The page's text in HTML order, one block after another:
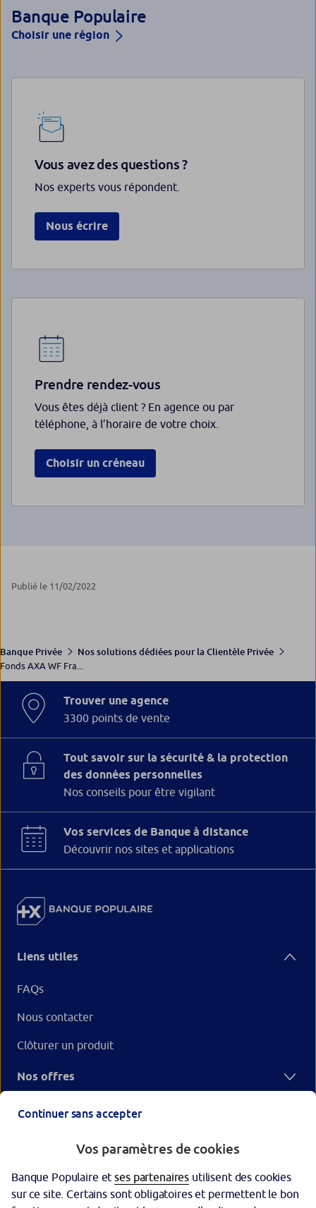
Banque Populaire
Choisir une région
Vous avez des questions ?
Nos experts vous répondent.
Nous écrire
Prendre rendez-vous
Vous êtes déjà client ? En agence ou par
téléphone, à l’horaire de votre choix.
Choisir un créneau
Publié le 11/02/2022
Banque Privée
Nos solutions dédiées pour la Clientèle Privée
Fonds AXA WF Fra...
Trouver une agence
3300 points de vente
Tout savoir sur la sécurité & la protection
des données personnelles
Nos conseils pour être vigilant
Vos services de Banque à distance
Découvrir nos sites et applications
Liens utiles
FAQs
Nous contacter
Clôturer un produit
Nos offres
Continuer sans accepter
Vos paramètres de cookies
Banque Populaire etses partenaires utilisent des cookies
sur ce site. Certains sont obligatoires et permettent le bon